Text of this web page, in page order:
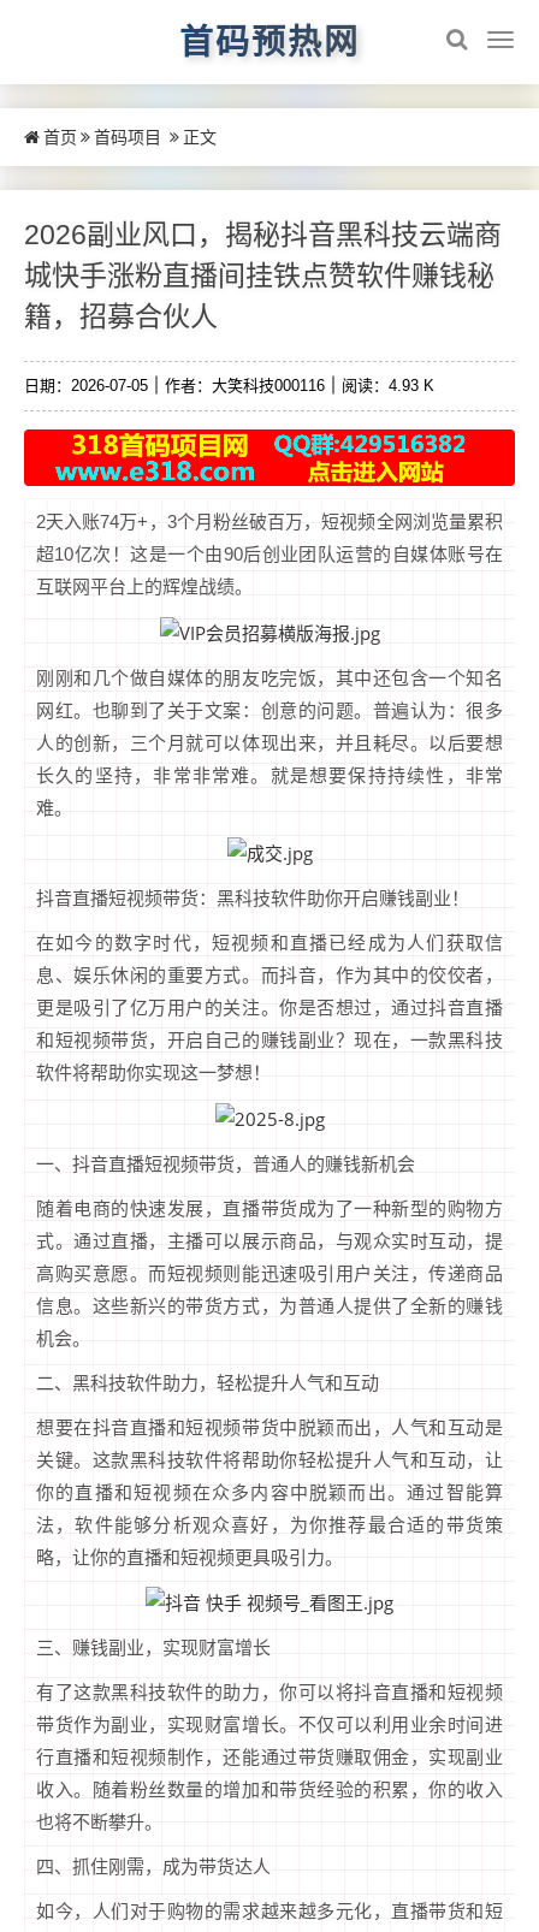
首码预热网
首页 首码项目 正文
2026副业风口，揭秘抖音黑科技云端商
城快手涨粉直播间挂铁点赞软件赚钱秘
籍，招募合伙人
日期：2026-07-05 作者：大笑科技000116 阅读：4.93 K
2天入账74万+，3个月粉丝破百万，短视频全网浏览量累积
超10亿次！这是一个由90后创业团队运营的自媒体账号在
互联网平台上的辉煌战绩。
刚刚和几个做自媒体的朋友吃完饭，其中还包含一个知名
网红。也聊到了关于文案：创意的问题。普遍认为：很多
人的创新，三个月就可以体现出来，并且耗尽。以后要想
长久的坚持，非常非常难。就是想要保持持续性，非常
难。
抖音直播短视频带货：黑科技软件助你开启赚钱副业！
在如今的数字时代，短视频和直播已经成为人们获取信
息、娱乐休闲的重要方式。而抖音，作为其中的佼佼者，
更是吸引了亿万用户的关注。你是否想过，通过抖音直播
和短视频带货，开启自己的赚钱副业？现在，一款黑科技
软件将帮助你实现这一梦想！
一、抖音直播短视频带货，普通人的赚钱新机会
随着电商的快速发展，直播带货成为了一种新型的购物方
式。通过直播，主播可以展示商品，与观众实时互动，提
高购买意愿。而短视频则能迅速吸引用户关注，传递商品
信息。这些新兴的带货方式，为普通人提供了全新的赚钱
机会。
二、黑科技软件助力，轻松提升人气和互动
想要在抖音直播和短视频带货中脱颖而出，人气和互动是
关键。这款黑科技软件将帮助你轻松提升人气和互动，让
你的直播和短视频在众多内容中脱颖而出。通过智能算
法，软件能够分析观众喜好，为你推荐最合适的带货策
略，让你的直播和短视频更具吸引力。
三、赚钱副业，实现财富增长
有了这款黑科技软件的助力，你可以将抖音直播和短视频
带货作为副业，实现财富增长。不仅可以利用业余时间进
行直播和短视频制作，还能通过带货赚取佣金，实现副业
收入。随着粉丝数量的增加和带货经验的积累，你的收入
也将不断攀升。
四、抓住刚需，成为带货达人
如今，人们对于购物的需求越来越多元化，直播带货和短